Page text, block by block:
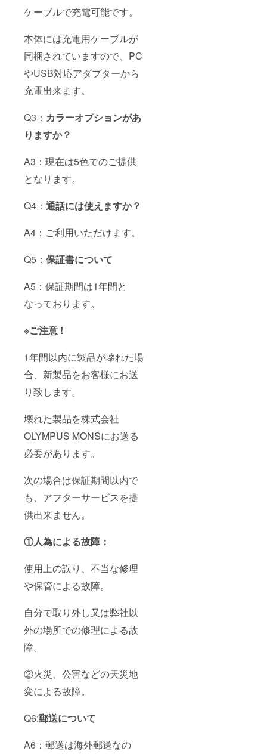
ケーブルで充電可能です。
本体には充電用ケーブルが
同梱されていますので、PC
やUSB対応アダプターから
充電出来ます。
Q3： カラーオプションがあ
りますか？
A3：現在は5色でのご提供
となります。
Q4： 通話には使えますか？
A4：ご利用いただけます。
Q5： 保証書について
A5：保証期間は1年間と
なっております。
※ご注意 !
1年間以内に製品が壊れた場
合、新製品をお客様にお送
り致します。
壊れた製品を株式会社
OLYMPUS MONSにお送る
必要があります。
次の場合は保証期間以内で
も、アフターサービスを提
供出来ません。
①人為による故障：
使用上の誤り、不当な修理
や保管による故障。
自分で取り外し又は弊社以
外の場所での修理による故
障。
②火災、公害などの天災地
変による故障。
Q6:郵送について
A6：郵送は海外郵送なの